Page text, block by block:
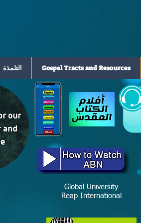
Gospel Tracts and Resources التلمذة
Global University
Reap International